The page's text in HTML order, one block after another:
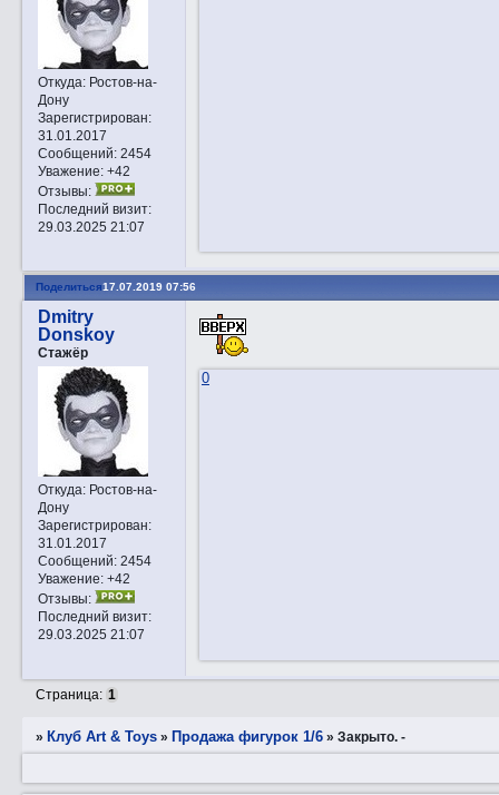
Откуда:Ростов-на-
Дону
Зарегистрирован:
31.01.2017
Сообщений:2454
Уважение: +42
Отзывы:
Последний визит:
29.03.2025 21:07
Поделиться17.07.2019 07:56
Dmitry
Donskoy
Стажёр
Откуда:Ростов-на-
Дону
Зарегистрирован:
31.01.2017
Сообщений:2454
Уважение: +42
Отзывы:
Последний визит:
29.03.2025 21:07
0
Страница: 1
» Клуб Art & Toys » Продажа фигурок 1/6 »Закрытo. -